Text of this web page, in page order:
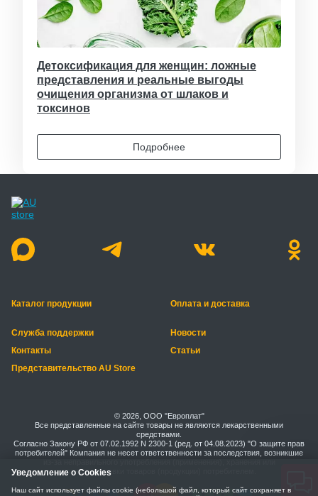
Детоксификация для женщин: ложные
представления и реальные выгоды
очищения организма от шлаков и
токсинов
Подробнее
Каталог продукции Оплата и доставка
Служба поддержки
Новости
Контакты
Статьи
Представительство AU Store
© 2026, ООО "Европлат"
Все представленные на сайте товары не являются лекарственными
средствами.
Согласно Закону РФ от 07.02.1992 N 2300-1 (ред. от 04.08.2023) "О защите прав
потребителей" Компания не несет ответственности за последствия, возникшие
транспортировки товаров (продукции) потребителем.
Уведомление о Cookies
Наш сайт использует файлы cookie (небольшой файл, который сайт сохраняет в